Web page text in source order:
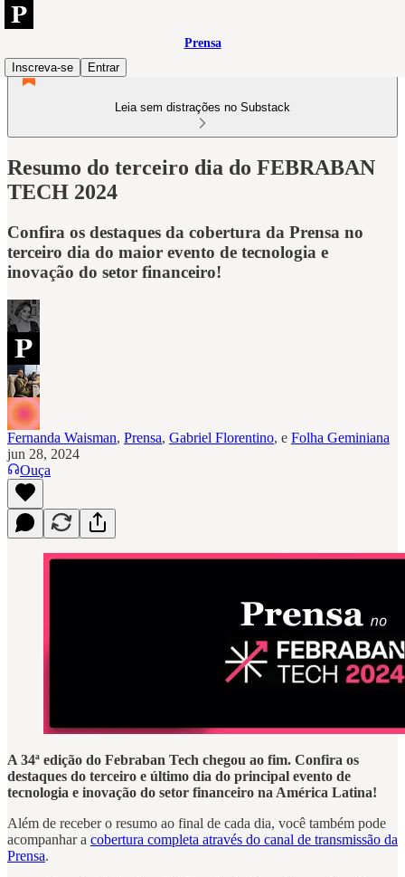
Prensa
Inscreva-se
Entrar
Leia sem distrações no Substack
Resumo do terceiro dia do FEBRABAN
TECH 2024
Confira os destaques da cobertura da Prensa no
terceiro dia do maior evento de tecnologia e
inovação do setor financeiro!
Fernanda Waisman, Prensa, Gabriel Florentino, e Folha Geminiana
jun 28, 2024
Ouça
A 34ª edição do Febraban Tech chegou ao fim. Confira os
destaques do terceiro e último dia do principal evento de
tecnologia e inovação do setor financeiro na América Latina!
Além de receber o resumo ao final de cada dia, você também pode
acompanhar a cobertura completa através do canal de transmissão da
Prensa.